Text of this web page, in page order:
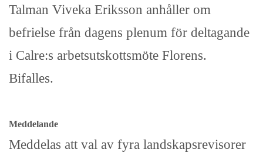
Talman Viveka Eriksson anhåller om
befrielse från dagens plenum för deltagande
i Calre:s arbetsutskottsmöte Florens.
Bifalles.
Meddelande
Meddelas att val av fyra landskapsrevisorer